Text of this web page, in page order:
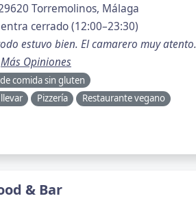
Torremolinos, Málaga
cerrado (12:00–23:30)
estuvo bien. El camarero muy
Más Opiniones
comida sin gluten
Pizzería Restaurante vegano
& Bar